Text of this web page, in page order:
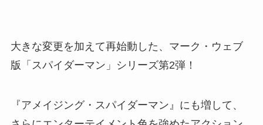
大きな変更を加えて再始動した、マーク・ウェブ
版「スパイダーマン」シリーズ第2弾！
『アメイジング・スパイダーマン』にも増して、